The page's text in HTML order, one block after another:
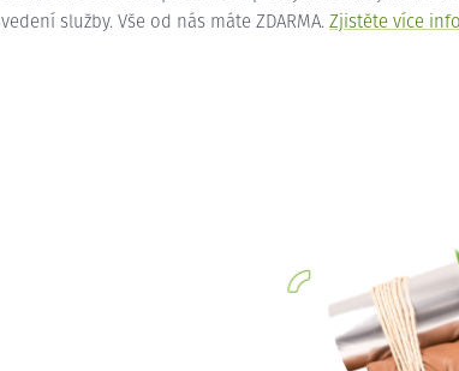
vedení služby. Vše od nás máte ZDARMA. Zjistěte více